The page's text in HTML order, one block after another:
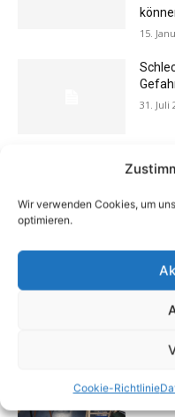
Wir verwenden Cookies, um
optimieren.
Cookie-Richtlinie
15.
31. Juli
13.